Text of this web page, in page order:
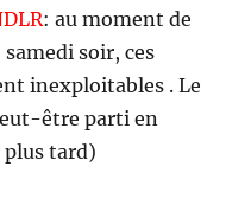
: au moment de
soir, ces
inexploitables . Le
être parti en
plus tard)